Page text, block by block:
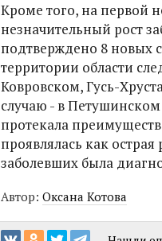
Кроме того, на первой
незначительный рост
подтверждено 8 новых
территории области
Ковровском, Гусь-
случаю - в
протекала
проявлялась как
заболевших была
Автор: Оксана Котова